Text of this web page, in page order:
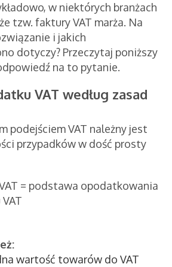
w niektórych branżach
tzw. faktury VAT marża. Na
i jakich
dotyczy? Przeczytaj poniższy
na to pytanie.
VAT według zasad
podejściem VAT należny jest
przypadków w dość prosty
= podstawa opodatkowania
wartość towarów do VAT